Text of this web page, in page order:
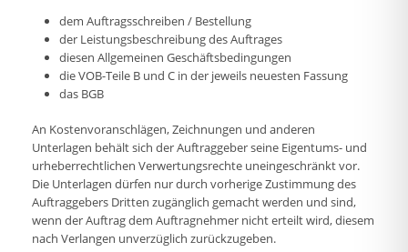
dem Auftragsschreiben / Bestellung
der Leistungsbeschreibung des Auftrages
diesen Allgemeinen Geschäftsbedingungen
die VOB-Teile B und C in der jeweils neuesten Fassung
das BGB
An Kostenvoranschlägen, Zeichnungen und anderen
Unterlagen behält sich der Auftraggeber seine Eigentums- und
urheberrechtlichen Verwertungsrechte uneingeschränkt vor.
Die Unterlagen dürfen nur durch vorherige Zustimmung des
Auftraggebers Dritten zugänglich gemacht werden und sind,
wenn der Auftrag dem Auftragnehmer nicht erteilt wird, diesem
nach Verlangen unverzüglich zurückzugeben.